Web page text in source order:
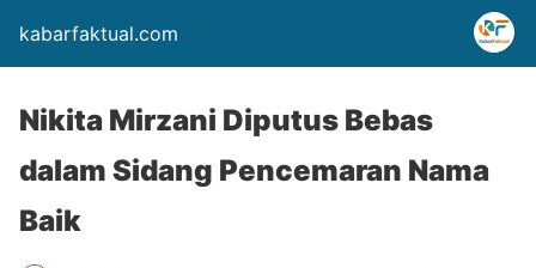
kabarfaktual.com
Nikita Mirzani Diputus Bebas
dalam Sidang Pencemaran Nama
Baik